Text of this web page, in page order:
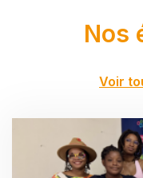
Nos
Voir